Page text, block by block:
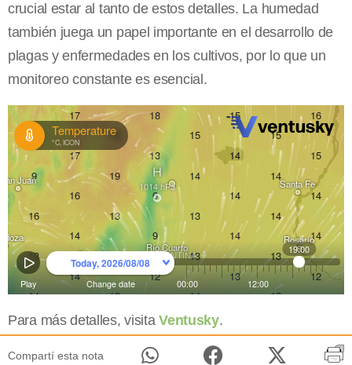
crucial estar al tanto de estos detalles. La humedad
también juega un papel importante en el desarrollo de
plagas y enfermedades en los cultivos, por lo que un
monitoreo constante es esencial.
Para más detalles, visitaVentusky.
Compartí esta nota